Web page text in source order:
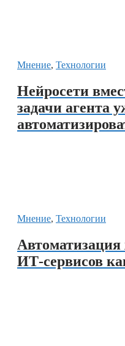
Мнение, Технологии
Нейросети
задачи агента
Мнение, Технологии
ИТ-сервисов